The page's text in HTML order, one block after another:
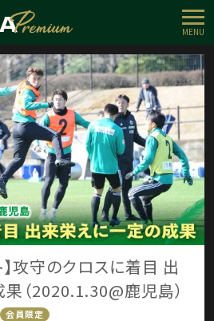
MENU
】攻守のクロスに着目 出
（2020.1.30@鹿児島）
会員限定